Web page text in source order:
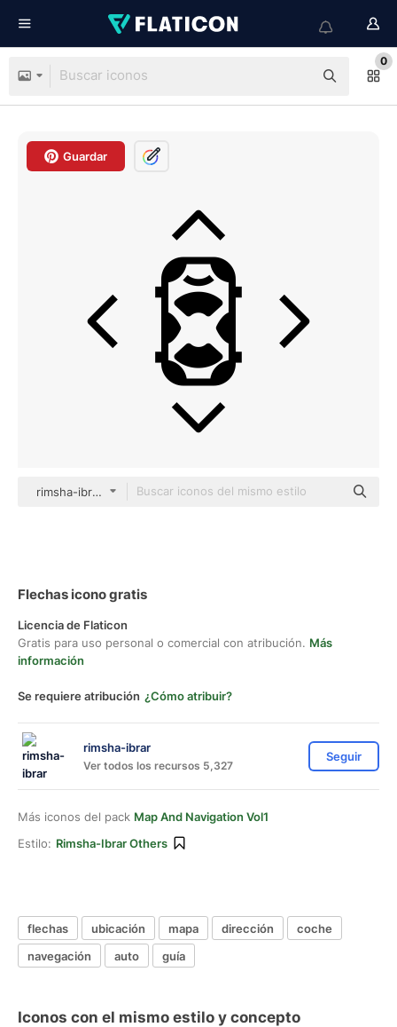
0
Guardar
rimsha-ibrar Others
Flechas icono gratis
Licencia de Flaticon
Gratis para uso personal o comercial con atribución. Más
información
Se requiere atribución ¿Cómo atribuir?
rimsha-ibrar
Ver todos los recursos 5,327
Seguir
Más iconos del pack Map And Navigation Vol1
Estilo: Rimsha-Ibrar Others
flechas ubicación mapa dirección
coche
navegación
auto guía
Iconos con el mismo estilo y concepto